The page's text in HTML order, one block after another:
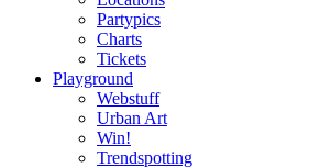
Partypics
Charts
Tickets
Playground
Webstuff
Urban Art
Win!
Trendspotting